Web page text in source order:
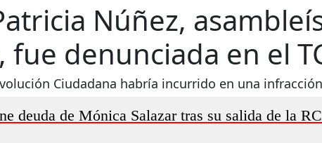
Núñez,
denunciada en el
Ciudadana habría incurrido en una
deuda de Mónica Salazar tras su salida de la